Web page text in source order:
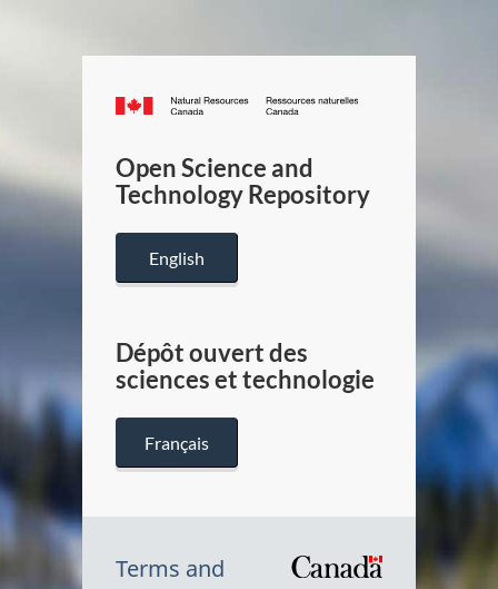
Canada.ca
/
Canada
Open Science and
Technology Repository
English
Dépôt ouvert des
sciences et technologie
Français
Terms and